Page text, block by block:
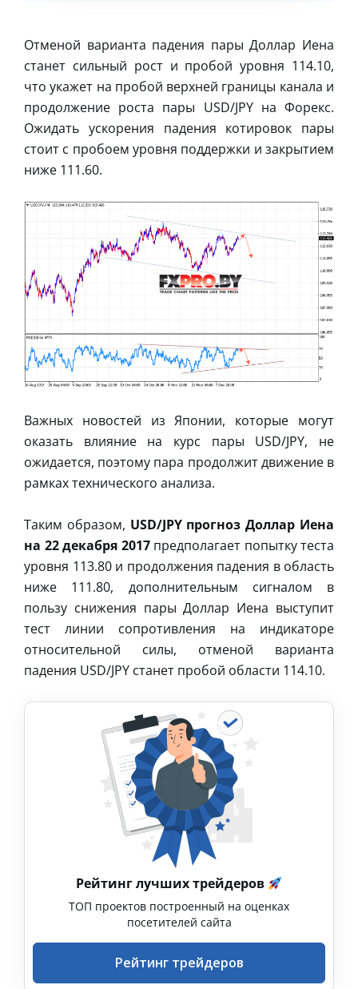
Отменой варианта падения пары Доллар Иена
станет сильный рост и пробой уровня 114.10,
что укажет на пробой верхней границы канала и
продолжение роста пары USD/JPY на Форекс.
Ожидать ускорения падения котировок пары
стоит с пробоем уровня поддержки и закрытием
ниже 111.60.
Важных новостей из Японии, которые могут
оказать влияние на курс пары USD/JPY, не
ожидается, поэтому пара продолжит движение в
рамках технического анализа.
Таким образом, USD/JPY прогноз Доллар Иена
на 22 декабря 2017предполагает попытку теста
уровня 113.80 и продолжения падения в область
ниже 111.80, дополнительным сигналом в
пользу снижения пары Доллар Иена выступит
тест линии сопротивления на индикаторе
относительной силы, отменой варианта
падения USD/JPY станет пробой области 114.10.
Рейтинг лучших трейдеров
ТОП проектов построенный на оценках
посетителей сайта
Рейтинг трейдеров